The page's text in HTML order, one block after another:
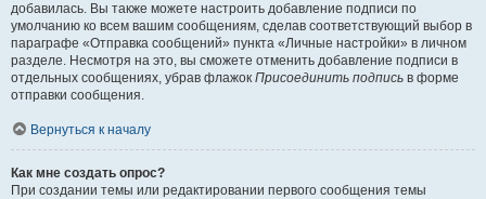
добавилась. Вы также можете настроить добавление подписи по
умолчанию ко всем вашим сообщениям, сделав соответствующий выбор в
параграфе «Отправка сообщений» пункта «Личные настройки» в личном
разделе. Несмотря на это, вы сможете отменить добавление подписи в
отдельных сообщениях, убрав флажок Присоединить подпись в форме
отправки сообщения.
Вернуться к началу
Как мне создать опрос?
При создании темы или редактировании первого сообщения темы